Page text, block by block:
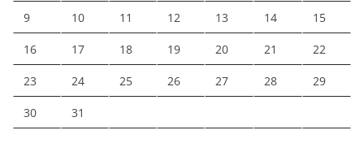
9 10 11 12 13 14 15
16 17 18 19 20 21 22
23 24 25 26 27 28 29
30 31